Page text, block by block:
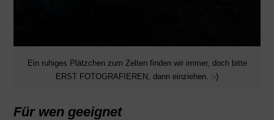
Ein ruhiges Plätzchen zum Zelten finden wir immer, doch bitte
ERST FOTOGRAFIEREN, dann einziehen. :-)
Für wen geeignet